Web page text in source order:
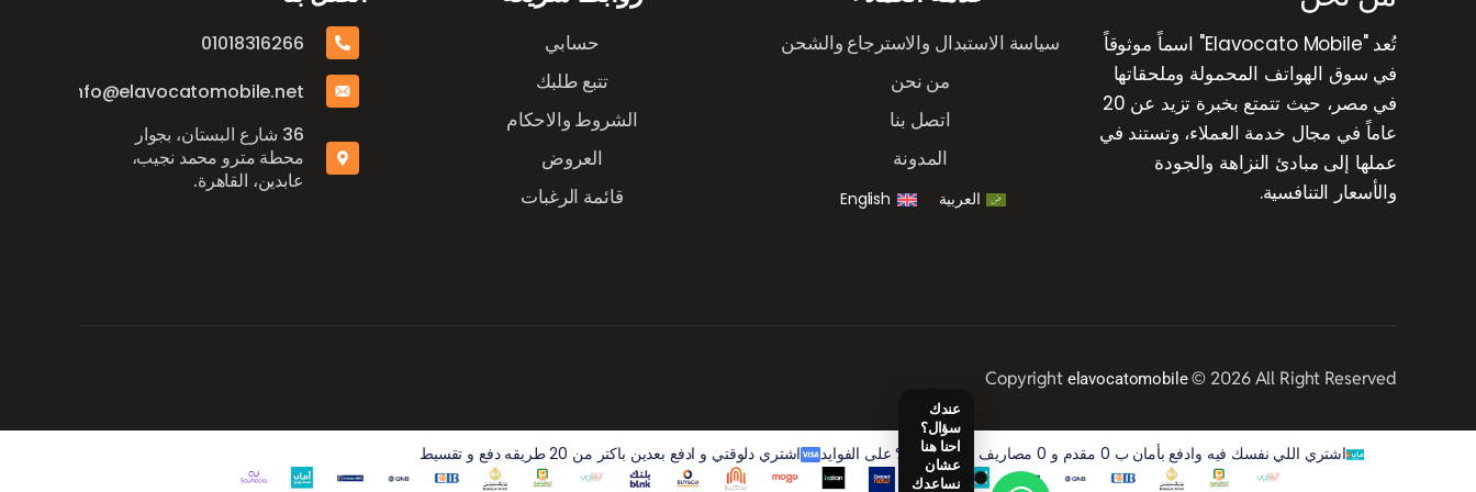
تُعد "Elavocato Mobile" اسماً موثوقاً
في سوق الهواتف المحمولة وملحقاتها
في مصر، حيث تتمتع بخبرة تزيد عن 20
عاماً في مجال خدمة العملاء، وتستند في
عملها إلى مبادئ النزاهة والجودة
والأسعار التنافسية.
سياسة الاستبدال والاسترجاع والشحن
من نحن
اتصل بنا
المدونة
العربية English
حسابي
تتبع طلبك
الشروط والاحكام
العروض
قائمة الرغبات
01018316266
info@elavocatomobile.net
36 شارع البستان، بجوار
محطة مترو محمد نجيب،
عابدين، القاهرة.
Copyright elavocatomobile© 2026 All Right Reserved
اشتري اللي نفسك فيه وادفع بأمان ب 0 مقدم و 0 مصاريف و خصم 50% على الفوايد اشتري دلوقتي و ادفع بعدين باكتر من 20 طريقه دفع و تقسيط